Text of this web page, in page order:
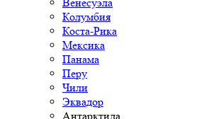
Колумбия
Коста-Рика
Мексика
Панама
Перу
Чили
Эквадор
Антарктида